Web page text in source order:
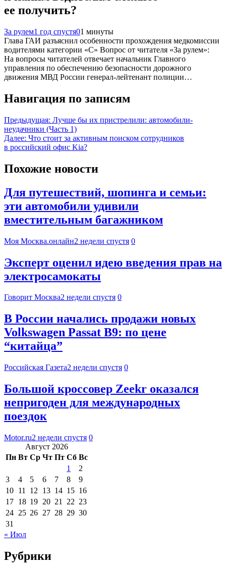
ее получить?
За рулем1 год спустя01 минуты
Глава ГАИ разъяснил особенности прохождения медкомиссии
водителями категории «С» Вопрос от читателя «За рулем»:
На вопросы читателей отвечает начальник Главного
управления по обеспечению безопасности дорожного
движения МВД России генерал-лейтенант полиции…
Навигация по записям
Предыдущая: Лучше бы их пристрелили: автомобили-
неудачники (Часть 1)
Далее: Что стоит за активным поиском сотрудников
в российский офис Kia?
Похожие новости
Для путешествий, шопинга и семьи:
эти автомобили удивили
вместительным багажником
Моя Москва.онлайн2 недели спустя 0
Эксперт оценил идею введения прав на
электросамокаты
Говорит Москва2 недели спустя 0
В России начались продажи новых
Volkswagen Passat B9: по цене
“китайца”
Российская Газета2 недели спустя 0
Большой кроссовер Zeekr оказался
непригоден для международных
поездок
Motor.ru2 недели спустя 0
Август 2026
Пн Вт Ср Чт Пт Сб Вс
1
2
3
4 5 6 7 8
9
10 11 12 13 14 15 16
17 18 19 20 21 22 23
24 25 26 27 28 29 30
31
« Июл
Рубрики